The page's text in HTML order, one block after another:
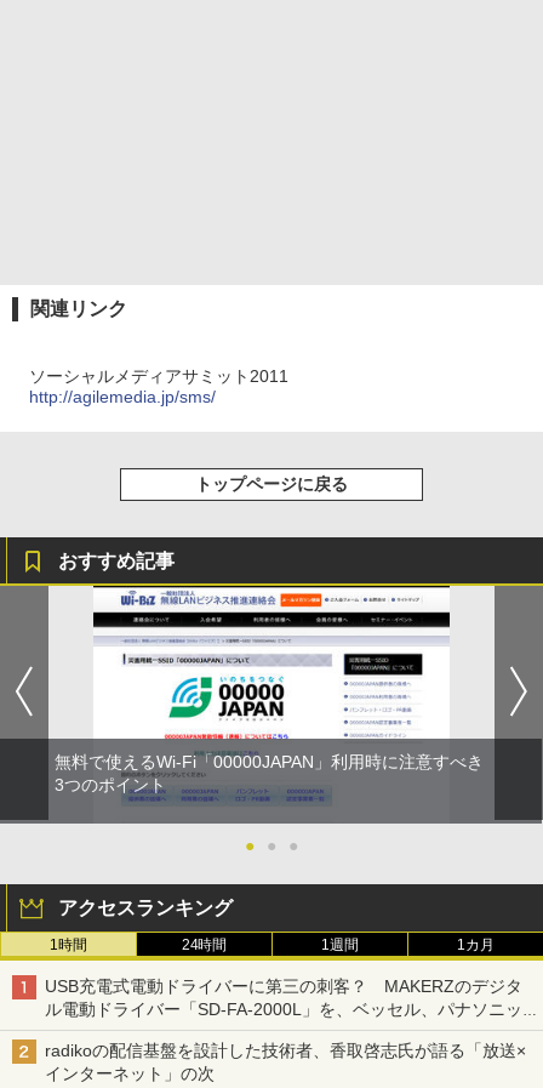
関連リンク
ソーシャルメディアサミット2011
http://agilemedia.jp/sms/
トップページに戻る
おすすめ記事
無料で使えるWi-Fi「00000JAPAN」利用時に注意すべき
3つのポイント
● ● ●
アクセスランキング
1時間 24時間 1週間 1カ月
USB充電式電動ドライバーに第三の刺客？ MAKERZのデジタ
ル電動ドライバー「SD-FA-2000L」を、ベッセル、パナソニッ
クと比較してみた 【テレワークグッズ・ミニレビュー 第165
回】
radikoの配信基盤を設計した技術者、香取啓志氏が語る「放送×
インターネット」の次